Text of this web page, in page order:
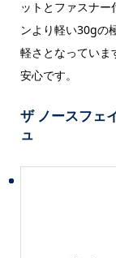
ットとファスナ
ンより軽い30gの
軽さとなっていま
安心です。
ザ ノースフェ
ュ